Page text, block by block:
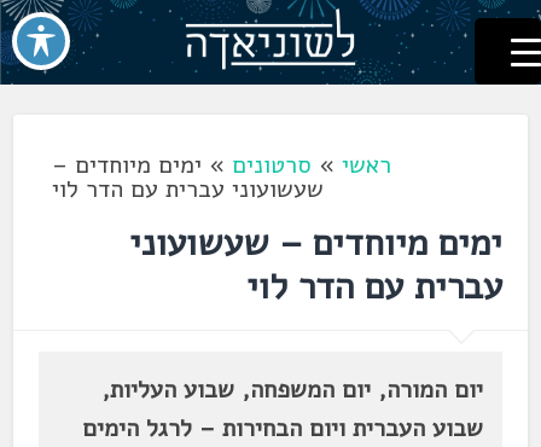
דלג
לתוכן
לשוניאדה
עברית. לשון. שפה
ראשי» סרטונים » ימים מיוחדים –
שעשועוני עברית עם הדר לוי
ימים מיוחדים – שעשועוני
עברית עם הדר לוי
יום המורה, יום המשפחה, שבוע העליות,
שבוע העברית ויום הבחירות – לרגל הימים